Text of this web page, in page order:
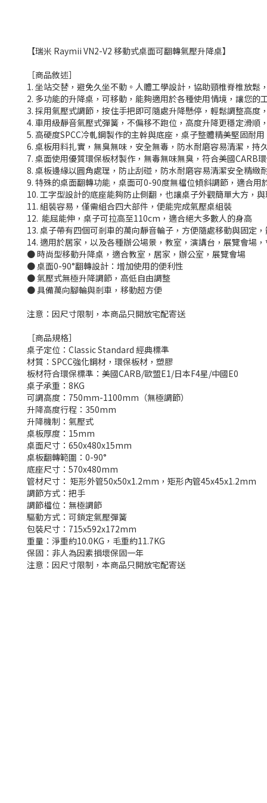
【瑞米 Raymii VN2-V2 移動式桌面可翻轉氣壓升降桌】
［商品敘述］
1. 坐站交替，避免久坐不動。人體工學設計，協助頸椎脊椎放鬆
2. 多功能的升降桌，可移動，能夠適用於各種使用情境，讓您的
3. 採用氣壓式調節，按住手把即可隨處升降懸停，輕鬆調整高度
4. 車用級靜音氣壓式彈簧，不偏移不跑位 ，高度升降更穩定滑順
5. 高硬度SPCC冷軋鋼製作的主幹與底座，桌子整體精美堅固耐
6. 桌板用料扎實，無臭無味，安全無毒，防水耐磨容易清潔，持
7. 桌面使用優質環保板材製作，無毒無味無臭，符合美國CARB
8. 桌板邊緣以圓角處理，防止刮碰，防水耐磨容易清潔安全精
9. 特殊的桌面翻轉功能，桌面可0-90度無檔位傾斜調節，適合
10. 工字型設計的底座能夠防止側翻，也讓桌子外觀簡單大方，
11. 組裝容易，僅需組合四大部件，便能完成氣壓桌組裝
12. 能屈能伸，桌子可拉高至110cm，適合絕大多數人的身高
13. 桌子帶有四個可剎車的萬向靜音輪子，方便隨處移動與固定
14. 適用於居家，以及各種辦公場景，教室，演講台，展覽會場
● 時尚型移動升降桌，適合教室，居家，辦公室，展覽會場
● 桌面0-90°翻轉設計：增加使用的便利性
● 氣壓式無極升降調節，高低自由調整
● 具備萬向腳輪與剎車，移動超方便
注意：因尺寸限制，本商品只開放宅配寄送
［商品規格］
桌子定位：Classic Standard 經典標準
材質：SPCC強化鋼材，環保板材，塑膠
板材符合環保標準：美國CARB/歐盟E1/日本F4星/中國E0
桌子承重：8KG
可調高度：750mm-1100mm（無極調節）
升降高度行程：350mm
升降機制：氣壓式
桌板厚度：15mm
桌面尺寸：650x480x15mm
桌板翻轉範圍：0-90°
底座尺寸：570x480mm
管材尺寸： 矩形外管50x50x1.2mm，矩形內管45x45x1.2mm
調節方式：把手
調節檔位：無極調節
驅動方式：可鎖定氣壓彈簧
包裝尺寸：715x592x172mm
重量：淨重約10.0KG，毛重約11.7KG
保固：非人為因素損壞保固一年
注意：因尺寸限制，本商品只開放宅配寄送